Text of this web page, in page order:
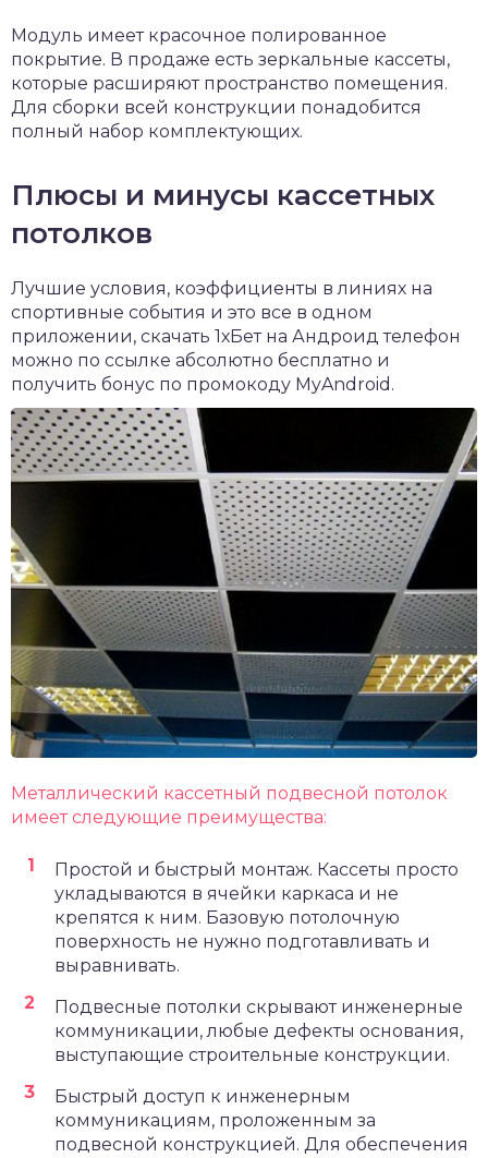
Модуль имеет красочное полированное
покрытие. В продаже есть зеркальные кассеты,
которые расширяют пространство помещения.
Для сборки всей конструкции понадобится
полный набор комплектующих.
Плюсы и минусы кассетных
потолков
Лучшие условия, коэффициенты в линиях на
спортивные события и это все в одном
приложении, скачать 1хБет на Андроид телефон
можно по ссылке абсолютно бесплатно и
получить бонус по промокоду MyAndroid.
Металлический кассетный подвесной потолок
имеет следующие преимущества:
Простой и быстрый монтаж. Кассеты просто
укладываются в ячейки каркаса и не
крепятся к ним. Базовую потолочную
поверхность не нужно подготавливать и
выравнивать.
Подвесные потолки скрывают инженерные
коммуникации, любые дефекты основания,
выступающие строительные конструкции.
Быстрый доступ к инженерным
коммуникациям, проложенным за
подвесной конструкцией. Для обеспечения